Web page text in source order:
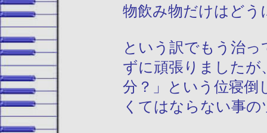
物飲み物だけはど
という訳でもう治
ずに頑張りましたが
分？」という位寝倒
くてはならない事